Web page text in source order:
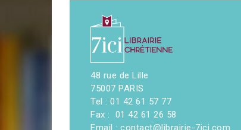
48 rue de Lille
75007 PARIS
Tel : 01 42 61 57 77
Fax : 01 42 61 26 58
Email : contact@librairie-7ici.com